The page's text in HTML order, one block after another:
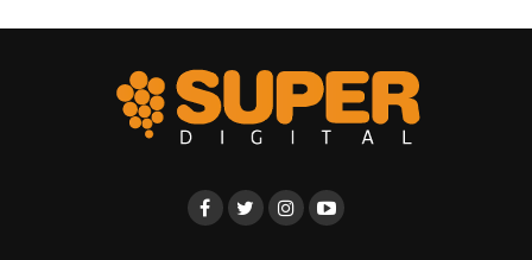
Las líneas del CFI están destinadas a financiar
productivas, incorporar tecnología y reducir el impacto de
los eventos climáticos. Dentro de ese marco, la
colocación de malla antigranizo ocupa un lugar central